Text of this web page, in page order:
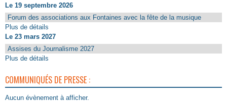
Le 19 septembre 2026
Forum des associations aux Fontaines avec la fête de la musique
Plus de détails
Le 23 mars 2027
Assises du Journalisme 2027
Plus de détails
COMMUNIQUÉS DE PRESSE :
Aucun évènement à afficher.